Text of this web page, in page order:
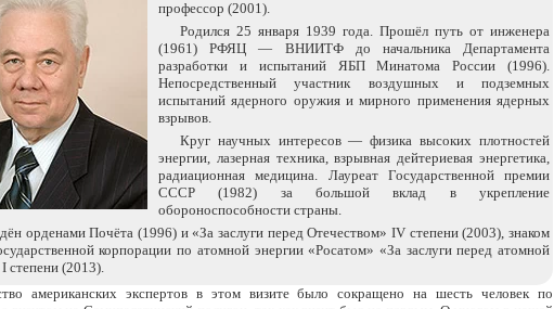
профессор (2001).
Родился 25 января 1939 года. Прошёл путь от инженера
(1961) РФЯЦ — ВНИИТФ до начальника Департамента
разработки и испытаний ЯБП Минатома России (1996).
Непосредственный участник воздушных и подземных
испытаний ядерного оружия и мирного применения ядерных
взрывов.
Круг научных интересов — физика высоких плотностей
энергии, лазерная техника, взрывная дейтериевая энергетика,
радиационная медицина. Лауреат Государственной премии
СССР (1982) за большой вклад в укрепление
обороноспособности страны.
орденами Почёта (1996) и «За заслуги перед Отечеством» IV степени (2003), знаком
корпорации по атомной энергии «Росатом» «За заслуги перед атомной
степени (2013).
американских экспертов в этом визите было сокращено на шесть человек по